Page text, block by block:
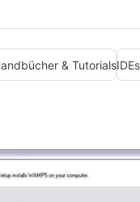
& Tutorials